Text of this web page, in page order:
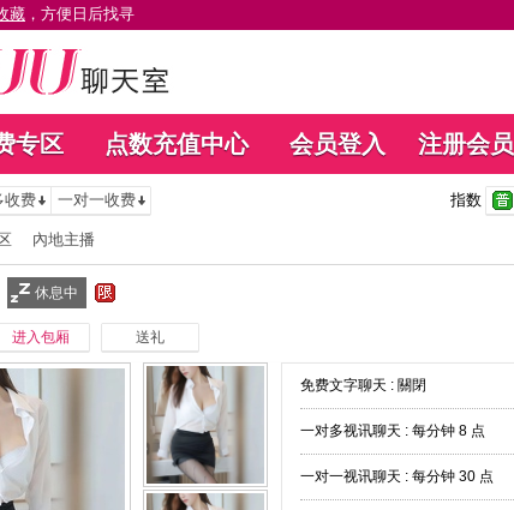
藏 ，方便日后找寻
专区 点数充值中心 会员登入 注册会员
收费 一对一收费 指数
內地主播
休息中
进入包厢 送礼
免费文字聊天 : 關閉
一对多视讯聊天 : 每分钟 8 点
一对一视讯聊天 : 每分钟 30 点